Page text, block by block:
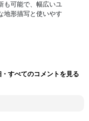
も可能で、幅広いユ
地形描写と使いやす
すべてのコメントを見る